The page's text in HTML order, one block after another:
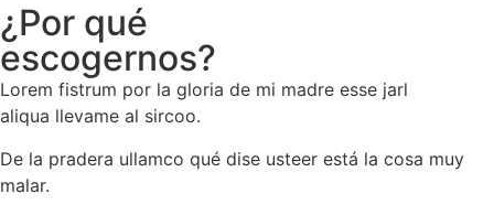
¿Por qué
escogernos?
Lorem fistrum por la gloria de mi madre esse jarl
aliqua llevame al sircoo.
De la pradera ullamco qué dise usteer está la cosa muy
malar.